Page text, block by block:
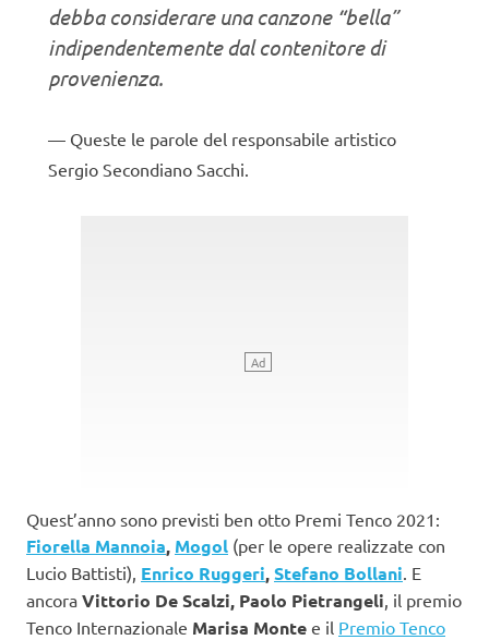
debba considerare una canzone “bella”
indipendentemente dal contenitore di
provenienza.
Queste le parole del responsabile artistico
Sergio Secondiano Sacchi.
Quest’anno sono previsti ben otto Premi Tenco 2021:
Fiorella Mannoia, Mogol (per le opere realizzate con
Lucio Battisti), Enrico Ruggeri,Stefano Bollani . E
ancora Vittorio De Scalzi, Paolo Pietrangeli , il premio
Tenco Internazionale Marisa Monte e il Premio Tenco